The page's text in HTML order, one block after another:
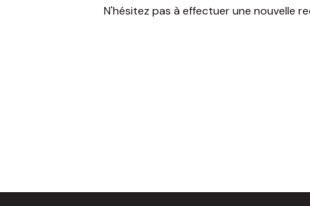
N'hésitez pas à effectuer une nouvelle